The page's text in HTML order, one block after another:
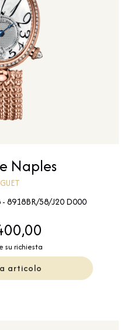
Naples
8918BR/58/J20 D000
su richiesta
articolo